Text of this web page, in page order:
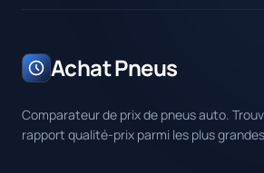
Achat Pneus
Comparateur de prix de pneus auto.
rapport qualité-prix parmi les plus